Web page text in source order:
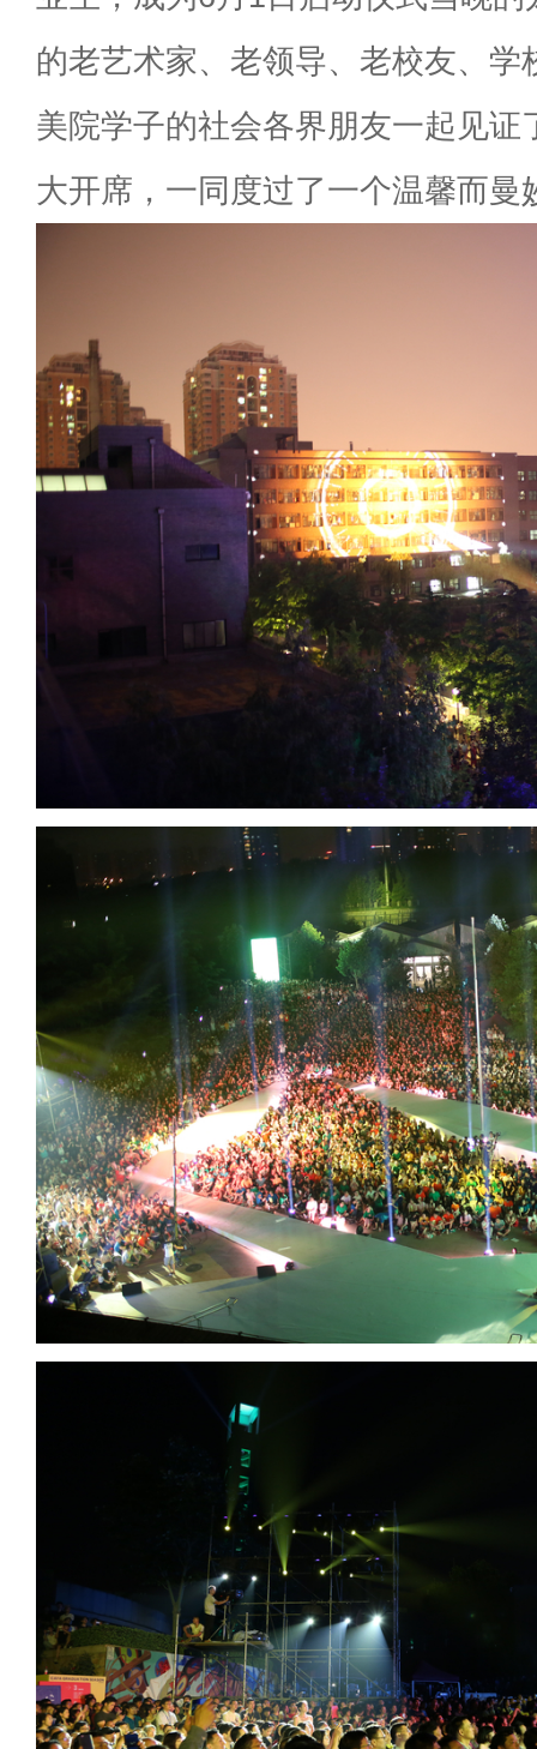
的老艺术家、老领导、老校友、学
美院学子的社会各界朋友一起见证
大开席，一同度过了一个温馨而曼